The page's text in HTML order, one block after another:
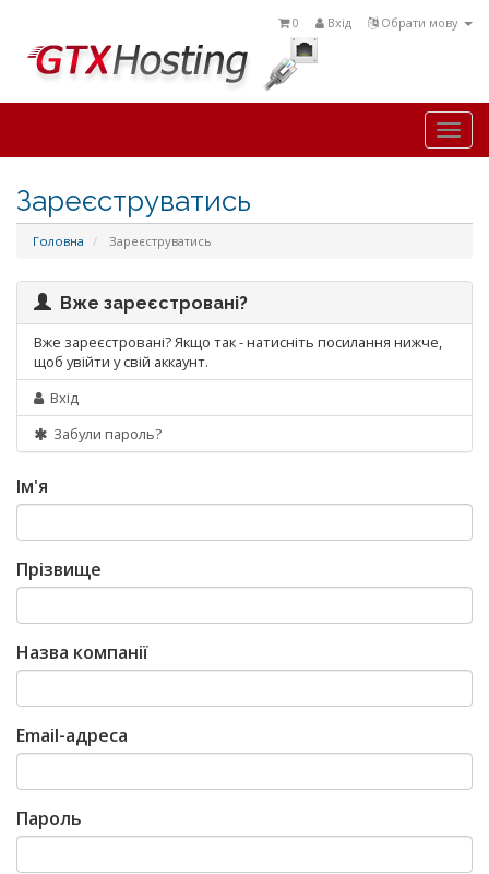
Обрати мову
Вхід
0
Зареєструватись
Головна Зареєструватись
Вже зареєстровані?
Вже зареєстровані? Якщо так - натисніть посилання нижче,
щоб увійти у свій аккаунт.
Вхід
Забули пароль?
Ім'я
Прізвище
Назва компанії
Email-адреса
Пароль